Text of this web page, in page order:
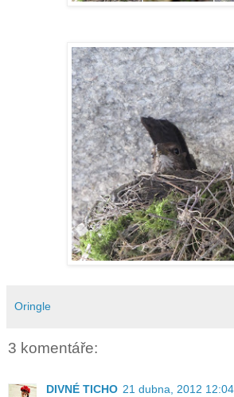
Oringle
3 komentáře:
DIVNÉ TICHO 21 dubna, 2012 12:04